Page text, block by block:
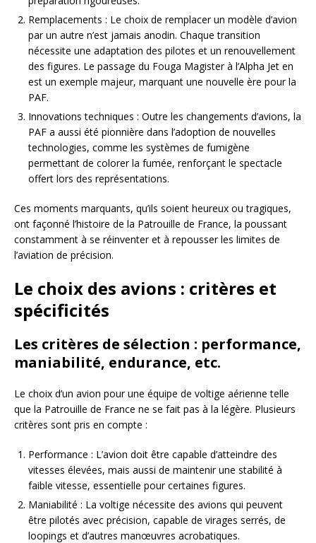
Remplacements : Le choix de remplacer un modèle d’avion
par un autre n’est jamais anodin. Chaque transition
nécessite une adaptation des pilotes et un renouvellement
des figures. Le passage du Fouga Magister à l’Alpha Jet en
est un exemple majeur, marquant une nouvelle ère pour la
PAF.
Innovations techniques : Outre les changements d’avions, la
PAF a aussi été pionnière dans l’adoption de nouvelles
technologies, comme les systèmes de fumigène
permettant de colorer la fumée, renforçant le spectacle
offert lors des représentations.
Ces moments marquants, qu’ils soient heureux ou tragiques,
ont façonné l’histoire de la Patrouille de France, la poussant
constamment à se réinventer et à repousser les limites de
l’aviation de précision.
Le choix des avions : critères et
spécificités
Les critères de sélection : performance,
maniabilité, endurance, etc.
Le choix d’un avion pour une équipe de voltige aérienne telle
que la Patrouille de France ne se fait pas à la légère. Plusieurs
critères sont pris en compte :
Performance : L’avion doit être capable d’atteindre des
vitesses élevées, mais aussi de maintenir une stabilité à
faible vitesse, essentielle pour certaines figures.
Maniabilité : La voltige nécessite des avions qui peuvent
être pilotés avec précision, capable de virages serrés, de
loopings et d’autres manœuvres acrobatiques.